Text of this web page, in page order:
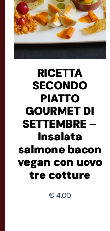
RICETTA
SECONDO
PIATTO
GOURMET DI
SETTEMBRE –
Insalata
salmone bacon
vegan con uovo
tre cotture
€4.00